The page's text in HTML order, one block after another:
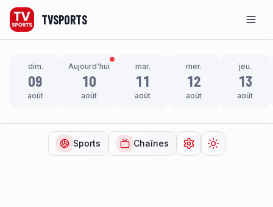
TVSPORTS
dim.
09
août
Aujourd'hui
10
août
mar.
11
août
mer.
12
août
jeu.
13
août
Sports Chaînes Ouvrir lesChanger de